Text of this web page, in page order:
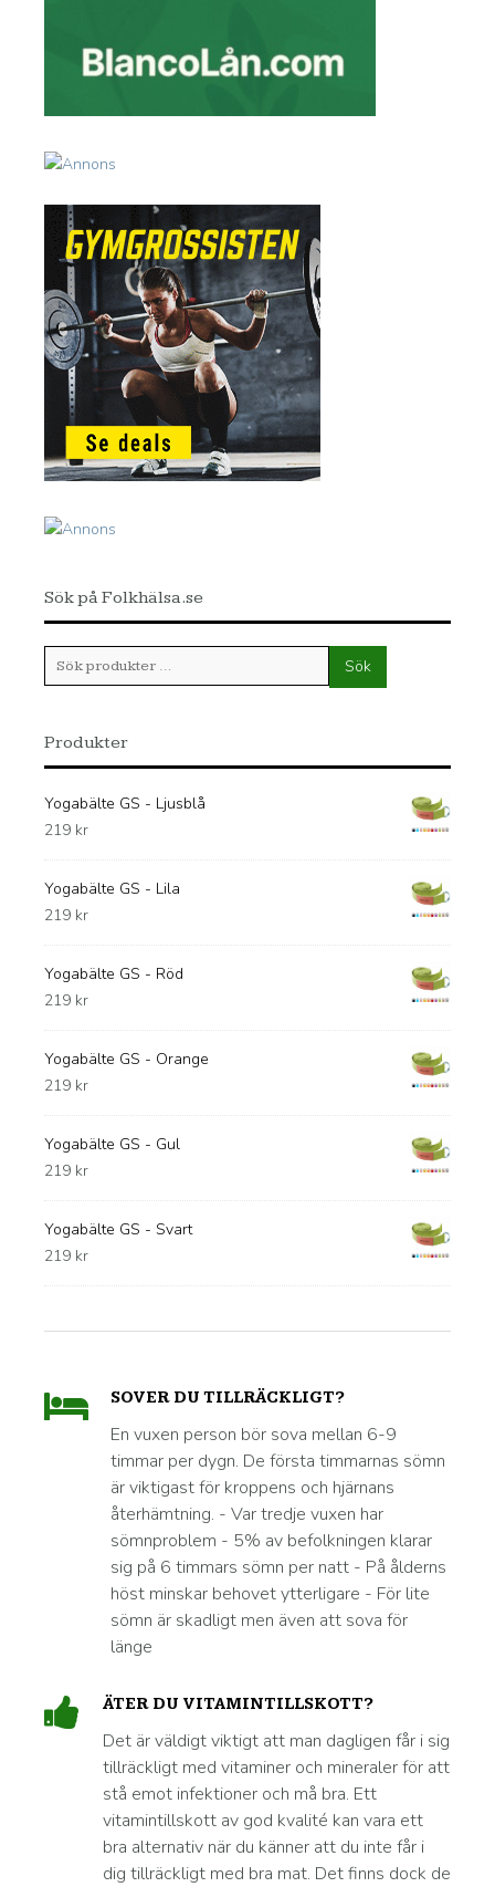
Sök på Folkhälsa.se
Sök
efter:
Sök
Produkter
Yogabälte GS - Ljusblå
219 kr
Yogabälte GS - Lila
219 kr
Yogabälte GS - Röd
219 kr
Yogabälte GS - Orange
219 kr
Yogabälte GS - Gul
219 kr
Yogabälte GS - Svart
219 kr
SOVER DU TILLRÄCKLIGT?
En vuxen person bör sova mellan 6-9
timmar per dygn. De första timmarnas sömn
är viktigast för kroppens och hjärnans
återhämtning. - Var tredje vuxen har
sömnproblem - 5% av befolkningen klarar
sig på 6 timmars sömn per natt - På ålderns
höst minskar behovet ytterligare - För lite
sömn är skadligt men även att sova för
länge
ÄTER DU VITAMINTILLSKOTT?
Det är väldigt viktigt att man dagligen får i sig
tillräckligt med vitaminer och mineraler för att
stå emot infektioner och må bra. Ett
vitamintillskott av god kvalité kan vara ett
bra alternativ när du känner att du inte får i
dig tillräckligt med bra mat. Det finns dock de